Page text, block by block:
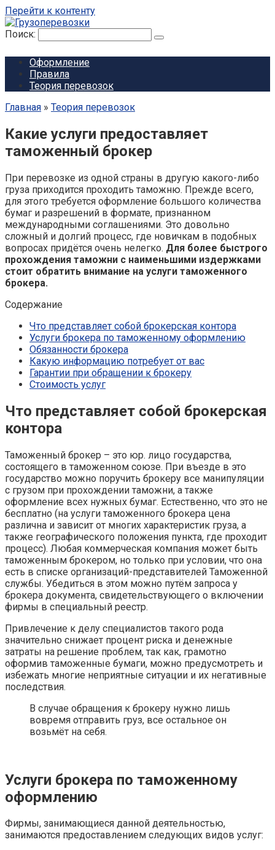
Перейти к контенту
Поиск:
Оформление
Правила
Теория перевозок
Главная » Теория перевозок
Какие услуги предоставляет
таможенный брокер
При перевозке из одной страны в другую какого-либо
груза приходится проходить таможню. Прежде всего,
для этого требуется оформление большого количества
бумаг и разрешений в формате, признанном
международными соглашениями. Это довольно
сложный и долгий процесс, где новичкам в подобных
вопросах придётся очень нелегко. Для более быстрого
прохождения таможни с наименьшими издержками
стоит обратить внимание на услуги таможенного
брокера.
Содержание
Что представляет собой брокерская контора
Услуги брокера по таможенному оформлению
Обязанности брокера
Какую информацию потребует от вас
Гарантии при обращении к брокеру
Стоимость услуг
Что представляет собой брокерская
контора
Таможенный брокер – это юр. лицо государства,
состоящего в таможенном союзе. При въезде в это
государство можно поручить брокеру все манипуляции
с грузом при прохождении таможни, а также
оформление всех нужных бумаг. Естественно, что это не
бесплатно (на услуги таможенного брокера цена
различна и зависит от многих характеристик груза, а
также географического положения пункта, где проходит
процесс). Любая коммерческая компания может быть
таможенным брокером, но только при условии, что она
есть в списке организаций-представителей Таможенной
службы. Убедиться в этом можно путём запроса у
брокера документа, свидетельствующего о включении
фирмы в специальный реестр.
Привлечение к делу специалистов такого рода
значительно снижает процент риска и денежные
затраты на решение проблем, так как, грамотно
оформив таможенные бумаги, можно предусмотреть и
избежать многие неприятные ситуации и их негативные
последствия.
В случае обращения к брокеру нужно лишь
вовремя отправить груз, все остальное он
возьмёт на себя.
Услуги брокера по таможенному
оформлению
Фирмы, занимающиеся данной деятельностью,
занимаются предоставлением следующих видов услуг: